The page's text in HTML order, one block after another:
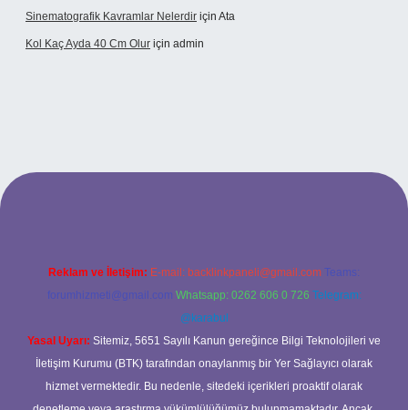
Sinematografik Kavramlar Nelerdir için Ata
Kol Kaç Ayda 40 Cm Olur için admin
Reklam ve İletişim: E-mail: backlinkpaneli@gmail.com Teams:
forumhizmeti@gmail.com Whatsapp: 0262 606 0 726 Telegram:
@karabul
Yasal Uyarı: Sitemiz, 5651 Sayılı Kanun gereğince Bilgi Teknolojileri ve
İletişim Kurumu (BTK) tarafından onaylanmış bir Yer Sağlayıcı olarak
hizmet vermektedir. Bu nedenle, sitedeki içerikleri proaktif olarak